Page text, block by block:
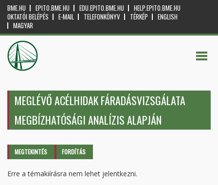
BME.HU EPITO.BME.HU EDU.EPITO.BME.HU
HELP.EPITO.BME.HU
OKTATÓI BELÉPÉS
E-MAIL TELEFONKÖNYV TÉRKÉP
ENGLISH
MAGYAR
MEGLÉVŐ ACÉLHIDAK FÁRADÁSVIZSGÁLATA
MEGBÍZHATÓSÁGI ANALÍZIS ALAPJÁN
Elsődleges fülek
MEGTEKINTÉS (AKTÍVFORDÍTÁS
Erre a témakiírásra nem lehet jelentkezni.